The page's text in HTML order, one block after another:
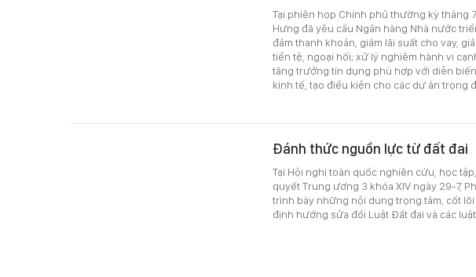
Tại phiên họp Chính phủ thường kỳ tháng
Hưng đã yêu cầu Ngân hàng Nhà nước
đảm thanh khoản, giảm lãi suất cho vay,
tiền tệ, ngoại hối; xử lý nghiêm hành vi
tăng trưởng tín dụng phù hợp với diễn
kinh tế, tạo điều kiện cho các dự án trọng
Đánh thức nguồn lực từ đất đai
Tại Hội nghị toàn quốc nghiên cứu, học
quyết Trung ương 3 khóa XIV ngày 29-7,
trình bày những nội dung trọng tâm, cốt lõi
định hướng sửa đổi Luật Đất đai và các